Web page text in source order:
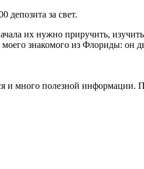
депозита за свет.
их нужно приручить,
знакомого из Флориды: он
много полезной информации.